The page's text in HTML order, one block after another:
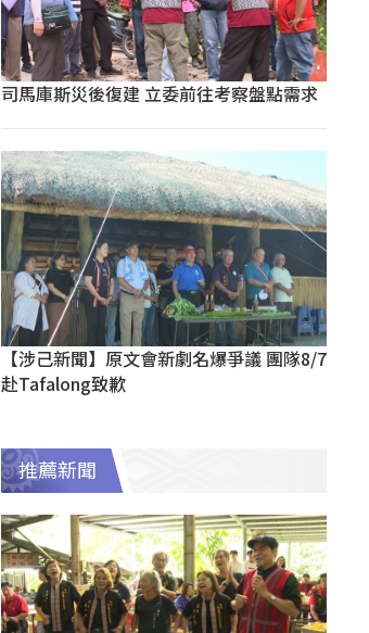
司馬庫斯災後復建 立委前往考察盤點需求
【涉己新聞】原文會新劇名爆爭議 團隊8/7
赴Tafalong致歉
推薦新聞